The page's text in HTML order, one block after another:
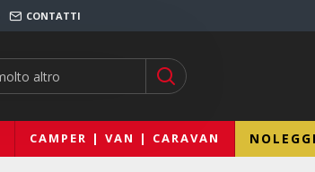
CONTATTI
CAMPER | VAN | CARAVAN